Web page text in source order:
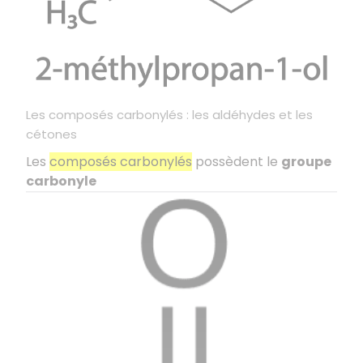
Les composés carbonylés : les aldéhydes et les
cétones
Les composés carbonylés possèdent le groupe
carbonyle